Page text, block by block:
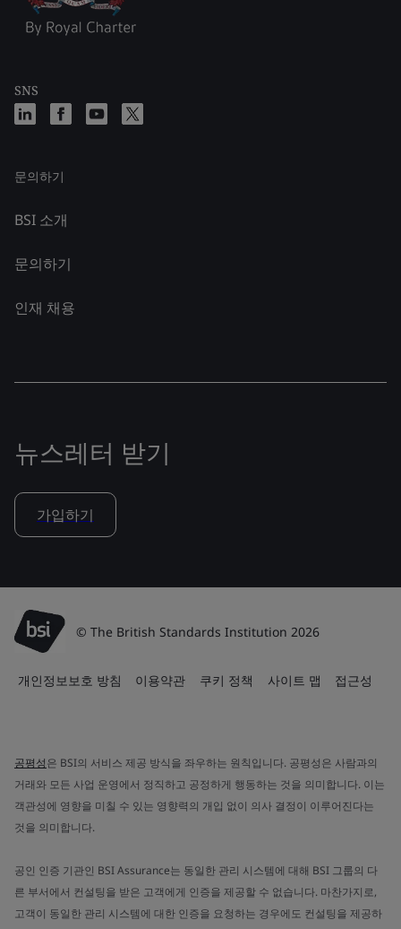
SNS
문의하기
BSI 소개
문의하기
인재 채용
뉴스레터 받기
가입하기
© The British Standards Institution 2026
개인정보보호 방침 이용약관 쿠키 정책 사이트 맵 접근성
공평성은 BSI의 서비스 제공 방식을 좌우하는 원칙입니다. 공평성은 사람과의
거래와 모든 사업 운영에서 정직하고 공정하게 행동하는 것을 의미합니다. 이는
객관성에 영향을 미칠 수 있는 영향력의 개입 없이 의사 결정이 이루어진다는
것을 의미합니다.
공인 인증 기관인 BSI Assurance는 동일한 관리 시스템에 대해 BSI 그룹의 다
른 부서에서 컨설팅을 받은 고객에게 인증을 제공할 수 없습니다. 마찬가지로,
고객이 동일한 관리 시스템에 대한 인증을 요청하는 경우에도 컨설팅을 제공하